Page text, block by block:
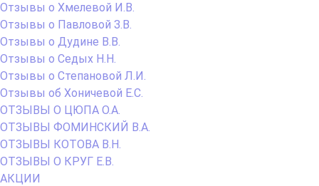
Отзывы о Хмелевой И.В.
Отзывы о Павловой З.В.
Отзывы о Дудине В.В.
Отзывы о Седых Н.Н.
Отзывы о Степановой Л.И.
Отзывы об Хоничевой Е.С.
ОТЗЫВЫ О ЦЮПА О.А.
ОТЗЫВЫ ФОМИНСКИЙ В.А.
ОТЗЫВЫ КОТОВА В.Н.
ОТЗЫВЫ О КРУГ Е.В.
АКЦИИ